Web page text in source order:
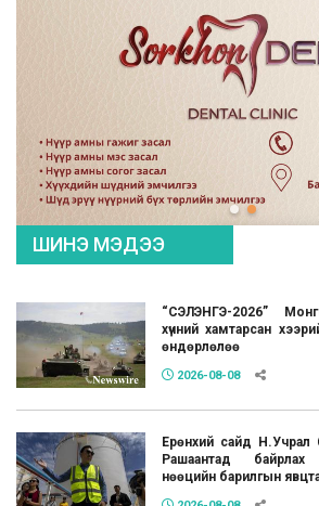
ШИНЭ МЭДЭЭ
“СЭЛЭНГЭ-2026”
хүчний хамтарсан
өндөрлөлөө
2026-08-08
Ерөнхий сайд
Рашаантад
нөөцийн барилгын